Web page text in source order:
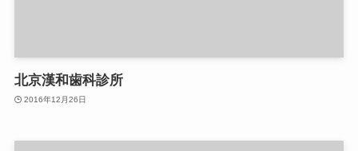
北京漢和歯科診所
2016年12月26日